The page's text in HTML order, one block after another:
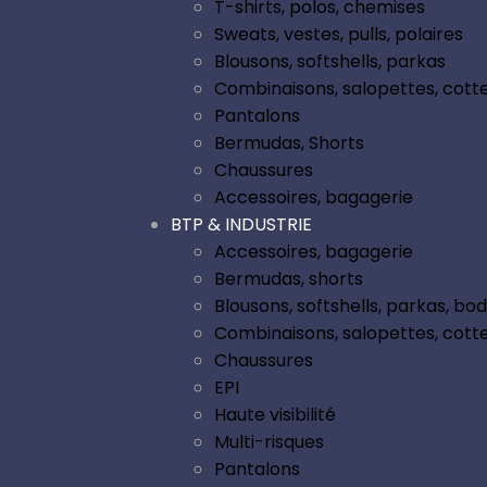
T-shirts, polos, chemises
Sweats, vestes, pulls, polaires
Blousons, softshells, parkas
Combinaisons, salopettes,
Pantalons
Bermudas, Shorts
Chaussures
Accessoires, bagagerie
BTP & INDUSTRIE
Accessoires, bagagerie
Bermudas, shorts
Blousons, softshells, parkas,
Combinaisons, salopettes,
Chaussures
EPI
Haute visibilité
Multi-risques
Pantalons